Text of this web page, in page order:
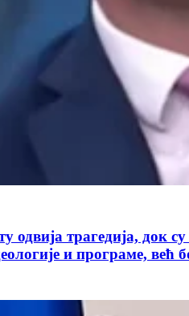
одвија трагедија, док
и програме, већ